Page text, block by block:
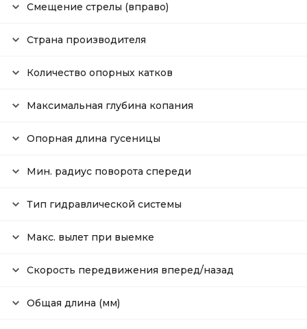
Смещение стрелы (вправо)
Страна производителя
Количество опорных катков
Максимальная глубина копания
Опорная длина гусеницы
Мин. радиус поворота спереди
Тип гидравлической системы
Макс. вылет при выемке
Скорость передвижения вперед/назад
Общая длина (мм)